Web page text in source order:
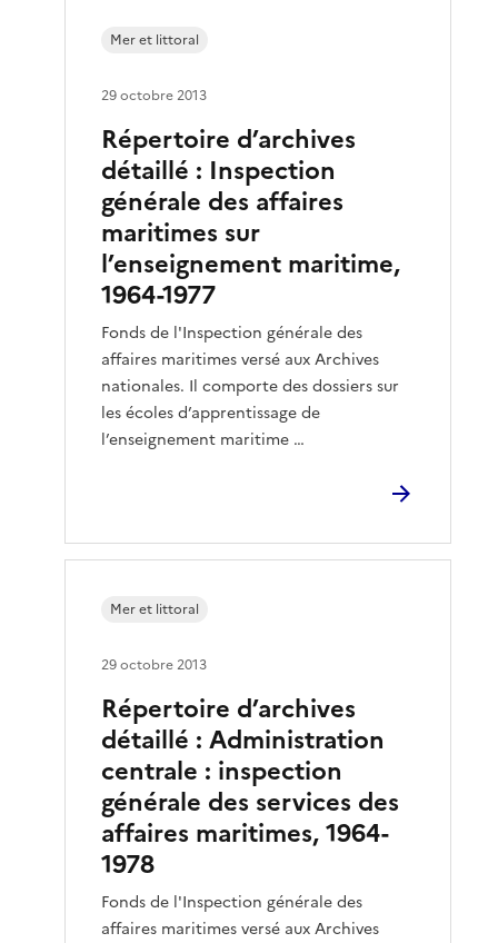
Répertoire d’archives
détaillé : Inspection
générale des affaires
maritimes sur
l’enseignement maritime,
1964-1977
Fonds de l'Inspection générale des
affaires maritimes versé aux Archives
nationales. Il comporte des dossiers sur
les écoles d’apprentissage de
l’enseignement maritime …
Mer et littoral
29 octobre 2013
Répertoire d’archives
détaillé : Administration
centrale : inspection
générale des services des
affaires maritimes, 1964-
1978
Fonds de l'Inspection générale des
affaires maritimes versé aux Archives
Mer et littoral
29 octobre 2013